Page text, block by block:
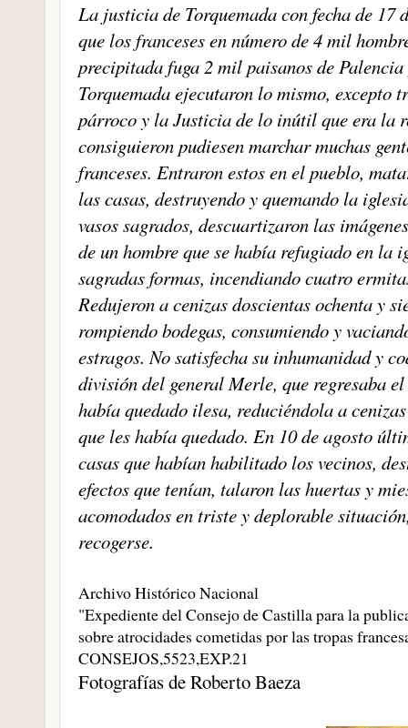
La justicia de Torquemada con fecha de
que los franceses en número de 4 mil
precipitada fuga 2 mil paisanos de
Torquemada ejecutaron lo mismo, excepto
párroco y la Justicia de lo inútil que era la
consiguieron pudiesen marchar muchas
franceses. Entraron estos en el pueblo,
las casas, destruyendo y quemando la
vasos sagrados, descuartizaron las
de un hombre que se había refugiado en la
sagradas formas, incendiando cuatro
Redujeron a cenizas doscientas ochenta y
rompiendo bodegas, consumiendo y
estragos. No satisfecha su inhumanidad y
división del general Merle, que regresaba
había quedado ilesa, reduciéndola a
que les había quedado. En 10 de agosto
casas que habían habilitado los vecinos,
efectos que tenían, talaron las huertas y
acomodados en triste y deplorable
recogerse.
Archivo Histórico Nacional
"Expediente del Consejo de Castilla para la
sobre atrocidades cometidas por las tropas
CONSEJOS,5523,EXP.21
Fotografías de Roberto Baeza